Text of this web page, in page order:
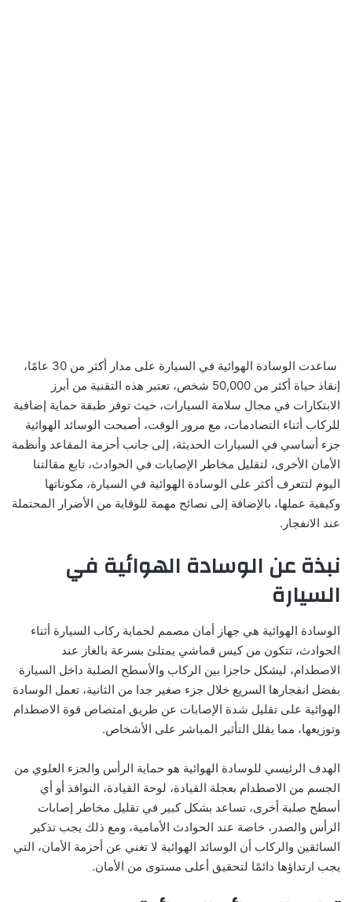
ساعدت الوسادة الهوائية في السيارة على مدار أكثر من 30 عامًا،
إنقاذ حياة أكثر من 50,000 شخص، تعتبر هذه التقنية من أبرز
الابتكارات في مجال سلامة السيارات، حيث توفر طبقة حماية إضافية
للركاب أثناء التصادمات، مع مرور الوقت، أصبحت الوسائد الهوائية
جزء أساسي في السيارات الحديثة، إلى جانب أحزمة المقاعد وأنظمة
الأمان الأخرى، لتقليل مخاطر الإصابات في الحوادث، تابع مقالتنا
اليوم لتتعرف أكثر على الوسادة الهوائية في السيارة، مكوناتها
وكيفية عملها، بالإضافة إلى نصائح مهمة للوقاية من الأضرار المحتملة
عند الانفجار.
نبذة عن الوسادة الهوائية في
السيارة
الوسادة الهوائية هي جهاز أمان مصمم لحماية ركاب السيارة أثناء
الحوادث، تتكون من كيس قماشي يمتلئ بسرعة بالغاز عند
الاصطدام، ليشكل حاجزا بين الركاب والأسطح الصلبة داخل السيارة
بفضل انفجارها السريع خلال جزء صغير جدا من الثانية، تعمل الوسادة
الهوائية على تقليل شدة الإصابات عن طريق امتصاص قوة الاصطدام
وتوزيعها، مما يقلل التأثير المباشر على الأشخاص.
الهدف الرئيسي للوسادة الهوائية هو حماية الرأس والجزء العلوي من
الجسم من الاصطدام بعجلة القيادة، لوحة القيادة، النوافذ أو أي
أسطح صلبة أخرى، تساعد بشكل كبير في تقليل مخاطر إصابات
الرأس والصدر، خاصة عند الحوادث الأمامية، ومع ذلك يجب تذكير
السائقين والركاب أن الوسائد الهوائية لا تغني عن أحزمة الأمان، التي
يجب ارتداؤها دائمًا لتحقيق أعلى مستوى من الأمان.